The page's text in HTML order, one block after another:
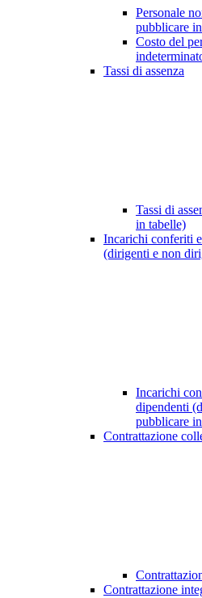
Personale
pubblicare
Costo del
Tassi di assenza
Tassi di
in tabelle)
Incarichi conferiti
(dirigenti e non
Incarichi
dipendenti
pubblicare
Contrattazione
Contrattazione